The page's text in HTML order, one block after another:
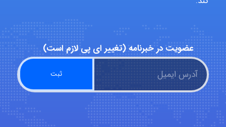
abolfazlkoshehe
A.balandeh
fatima
عضویت در خبرنامه (تغییر ای پی لازم است)